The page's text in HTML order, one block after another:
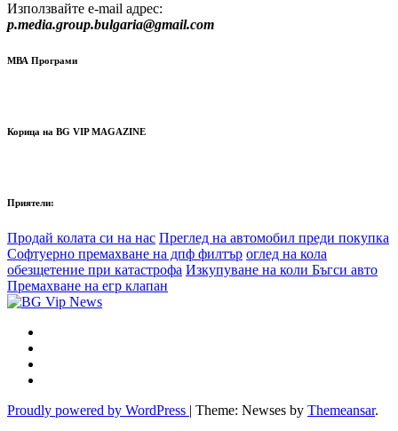
Използвайте e-mail адрес:
p.media.group.bulgaria@gmail.com
МВА Програми
Корица на BG VIP MAGAZINE
Приятели:
Продай колата си на нас Преглед на автомобил преди покупка
Софтуерно премахване на дпф филтър оглед на кола
обезщетение при катастрофа Изкупуване на коли Бъгси авто
Премахване на егр клапан
Proudly powered by WordPress | Theme: Newses by Themeansar.